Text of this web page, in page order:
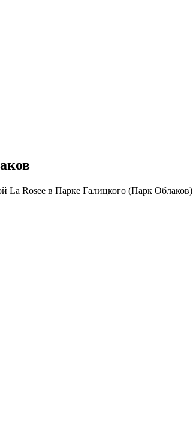
La Rosee в Парке Галицкого (Парк Облаков)